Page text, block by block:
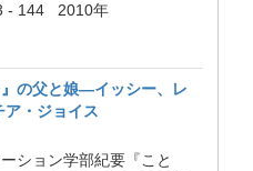
- 144 2010年
』の父と娘―イッシー、レ
ア・ジョイス
ション学部紀要『こと